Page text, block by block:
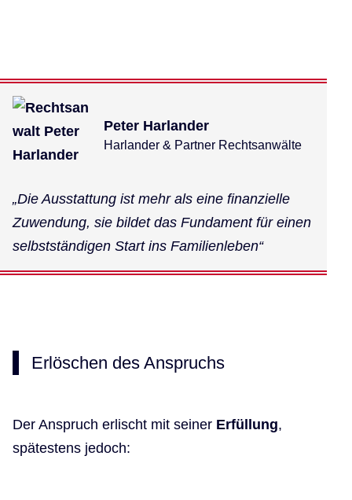
Peter Harlander
Harlander & Partner Rechtsanwälte
„Die Ausstattung ist mehr als eine finanzielle
Zuwendung, sie bildet das Fundament für einen
selbstständigen Start ins Familienleben“
Erlöschen des Anspruchs
Der Anspruch erlischt mit seiner Erfüllung,
spätestens jedoch: